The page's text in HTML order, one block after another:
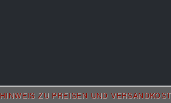
HINWEIS ZU PREISEN UND